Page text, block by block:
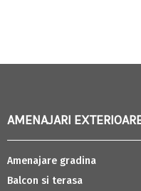
AMENAJARI
Amenajare gradina
Balcon si terasa